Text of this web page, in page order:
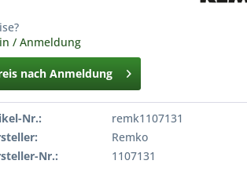
/ Anmeldung
nach Anmeldung
Nr.:
remk1107131
Remko
Nr.:
1107131